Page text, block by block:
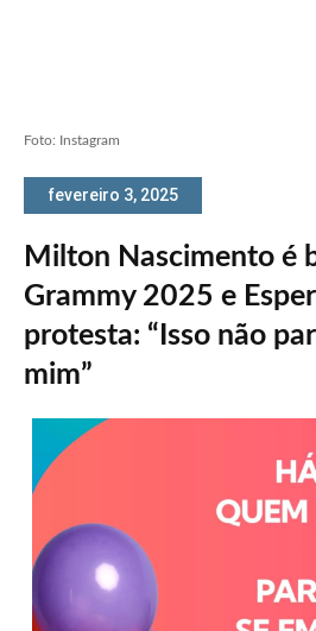
Foto: Instagram
fevereiro 3, 2025
Milton Nascimento é
Grammy 2025 e
protesta: “Isso não
mim”